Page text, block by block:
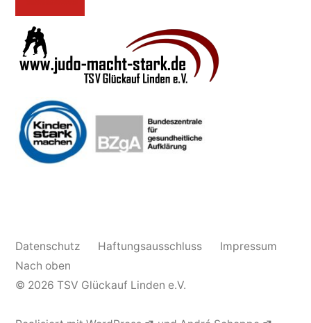
Datenschutz Haftungsausschluss
Impressum
Nach oben
© 2026 TSV Glückauf Linden e.V.